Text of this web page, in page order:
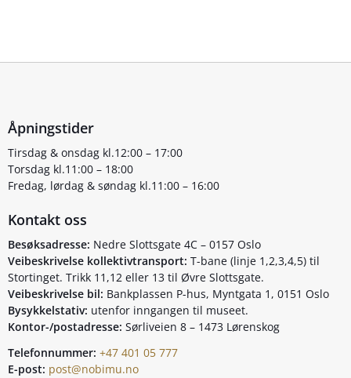
Åpningstider
Tirsdag & onsdag kl.12:00 – 17:00
Torsdag kl.11:00 – 18:00
Fredag, lørdag & søndag kl.11:00 – 16:00
Kontakt oss
Besøksadresse: Nedre Slottsgate 4C – 0157 Oslo
Veibeskrivelse kollektivtransport: T-bane (linje 1,2,3,4,5) til
Stortinget. Trikk 11,12 eller 13 til Øvre Slottsgate.
Veibeskrivelse bil: Bankplassen P-hus, Myntgata 1, 0151 Oslo
Bysykkelstativ: utenfor inngangen til museet.
Kontor-/postadresse: Sørliveien 8 – 1473 Lørenskog
Telefonnummer: +47 401 05 777
E-post: post@nobimu.no